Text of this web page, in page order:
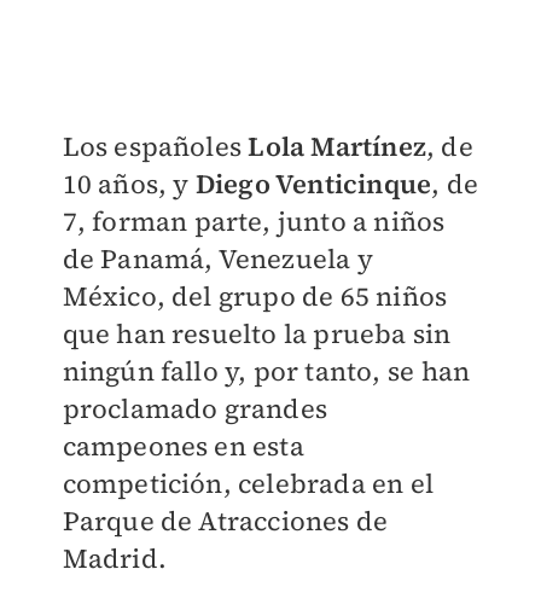
Los españolesLola Martínez, de
10 años, y Diego Venticinque, de
7, forman parte, junto a niños
de Panamá, Venezuela y
México, del grupo de 65 niños
que han resuelto la prueba sin
ningún fallo y, por tanto, se han
proclamado grandes
campeones en esta
competición, celebrada en el
Parque de Atracciones de
Madrid.